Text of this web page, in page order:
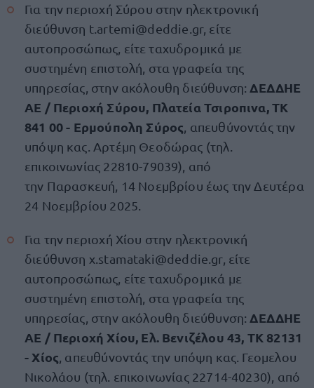
Για την περιοχή Σύρου στην ηλεκτρονική
διεύθυνση t.artemi@deddie.gr, είτε
αυτοπροσώπως, είτε ταχυδρομικά με
συστημένη επιστολή, στα γραφεία της
υπηρεσίας, στην ακόλουθη διεύθυνση: ΔΕΔΔΗΕ
ΑΕ / Περιοχή Σύρου, Πλατεία Τσιροπινα, ΤΚ
841 00 - Ερμούπολη Σύρος , απευθύνοντάς την
υπόψη κας. Αρτέμη Θεοδώρας (τηλ.
επικοινωνίας 22810-79039), από
την Παρασκευή, 14 Νοεμβρίου έως την Δευτέρα
24 Νοεμβρίου 2025.
Για την περιοχή Χίου στην ηλεκτρονική
διεύθυνση x.stamataki@deddie.gr, είτε
αυτοπροσώπως, είτε ταχυδρομικά με
συστημένη επιστολή, στα γραφεία της
υπηρεσίας, στην ακόλουθη διεύθυνση: ΔΕΔΔΗΕ
ΑΕ / Περιοχή Χίου, Ελ. Βενιζέλου 43, ΤΚ 82131
- Χίος , απευθύνοντάς την υπόψη κας. Γεομελου
Νικολάου (τηλ. επικοινωνίας 22714-40230), από